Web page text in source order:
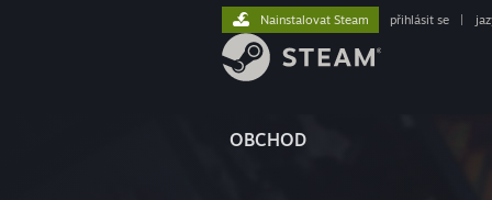
OBCHOD
Nainstalovat Steam přihlásit se